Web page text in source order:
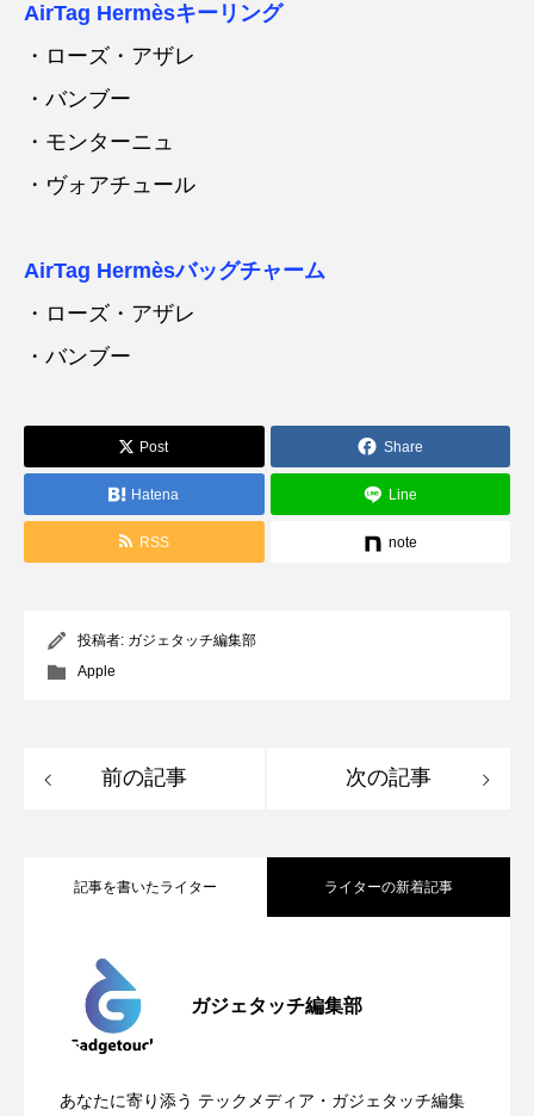
AirTag Hermèsキーリング
・ローズ・アザレ
・バンブー
・モンターニュ
・ヴォアチュール
AirTag Hermèsバッグチャーム
・ローズ・アザレ
・バンブー
Post Share
Hatena Line
RSS note
投稿者: ガジェタッチ編集部
Apple
前の記事 次の記事
記事を書いたライター ライターの新着記事
ガジェタッチ編集部
あなたに寄り添う テックメディア・ガジェタッチ編集
2026.05.04
2026.04.24